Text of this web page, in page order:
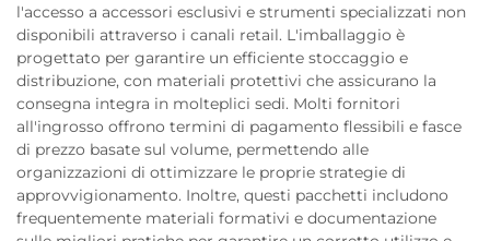
l'accesso a accessori esclusivi e strumenti specializzati non
disponibili attraverso i canali retail. L'imballaggio è
progettato per garantire un efficiente stoccaggio e
distribuzione, con materiali protettivi che assicurano la
consegna integra in molteplici sedi. Molti fornitori
all'ingrosso offrono termini di pagamento flessibili e fasce
di prezzo basate sul volume, permettendo alle
organizzazioni di ottimizzare le proprie strategie di
approvvigionamento. Inoltre, questi pacchetti includono
frequentemente materiali formativi e documentazione